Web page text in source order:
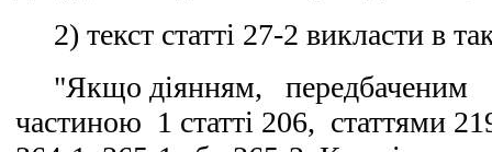
2) текст статті 27-2 викласти в
"Якщо діянням, передбаченим
частиною 1 статті 206, статтями